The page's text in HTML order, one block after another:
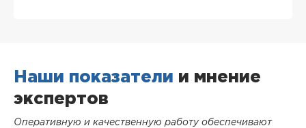
Наши показатели и мнение
экспертов
Оперативную и качественную работу обеспечивают